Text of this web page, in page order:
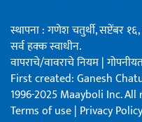
स्थापना : गणेश चतुर्थी, सप्टेंबर
सर्व हक्क स्वाधीन.
वापराचे/वावराचे नियम|
First created: Ganesh
1996-2025 Maayboli Inc.
Terms of use| Privacy